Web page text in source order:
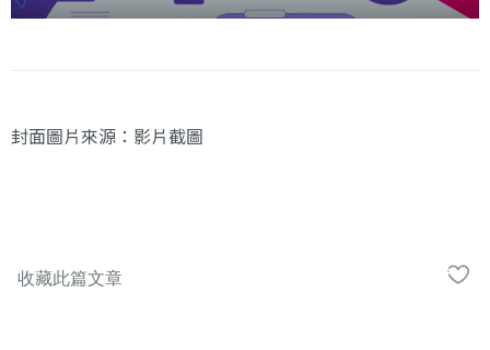
封面圖片來源： 影片截圖